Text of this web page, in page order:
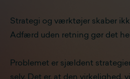
Strategi og værktøjer skaber
Adfærd uden retning gør det
Problemet er sjældent